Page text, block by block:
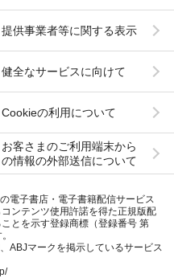
提供事業者等に関する表示
健全なサービスに向けて
Cookieの利用について
お客さまのご利用端末から
の情報の外部送信について
電子書店・電子書籍配信サービス
ンテンツ使用許諾を得た正規版配
とを示す登録商標（登録番号 第
ABJマークを掲示しているサービス